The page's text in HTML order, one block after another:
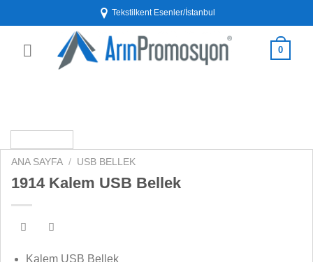
atla
Tekstilkent Esenler/İstanbul
0
ANA SAYFA / USB BELLEK
1914 Kalem USB Bellek
Kalem USB Bellek